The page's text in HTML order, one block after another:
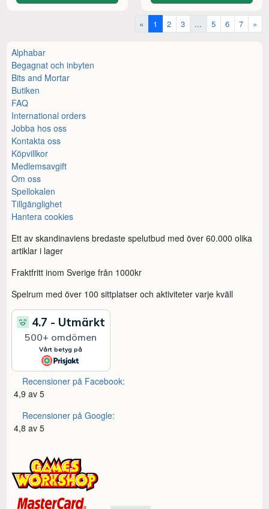
« 1 2 3 ... 5 6 7 »
Alphabar
Begagnat och inbyten
Bits and Mortar
Butiken
FAQ
International orders
Jobba hos oss
Kontakta oss
Köpvillkor
Medlemsavgift
Om oss
Spellokalen
Tillgänglighet
Hantera cookies
Ett av skandinaviens bredaste spelutbud med över 60.000 olika
artiklar i lager
Fraktfritt inom Sverige från 1000kr
Spelrum med över 100 sittplatser och aktiviteter varje kväll
Recensioner på Facebook:
4,9 av 5
Recensioner på Google:
4,8 av 5